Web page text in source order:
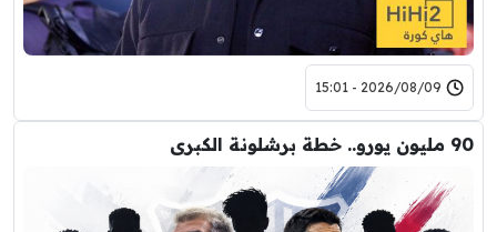
2026/08/09 - 15:01
90 مليون يورو.. خطة برشلونة الكبرى